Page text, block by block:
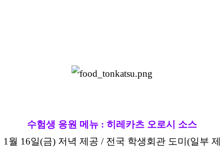
수험생 응원 메뉴 : 히레카츠 오로시 소스
1월 16일(금) 저녁 제공 / 전국 학생회관 도미(일부 제